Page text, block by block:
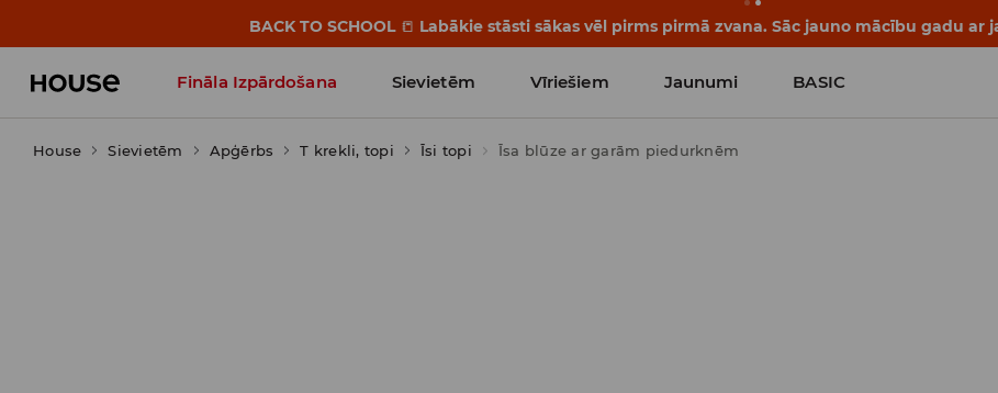
BACK TO SCHOOL 📒 Labākie stāsti sākas vēl pirms pirmā zvana. Sāc jauno mācību gadu ar
Fināla Izpārdošana Sievietēm Vīriešiem Jaunumi BASIC
Influencers' Faves
House Sievietēm Apģērbs T krekli, topi Īsi topi Īsa blūze ar garām piedurknēm